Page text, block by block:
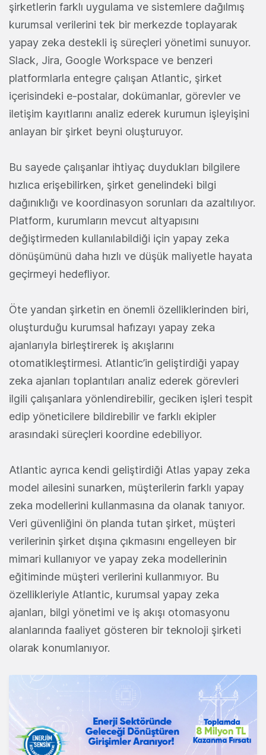
şirketlerin farklı uygulama ve sistemlere dağılmış
kurumsal verilerini tek bir merkezde toplayarak
yapay zeka destekli iş süreçleri yönetimi sunuyor.
Slack, Jira, Google Workspace ve benzeri
platformlarla entegre çalışan Atlantic, şirket
içerisindeki e-postalar, dokümanlar, görevler ve
iletişim kayıtlarını analiz ederek kurumun işleyişini
anlayan bir şirket beyni oluşturuyor.
Bu sayede çalışanlar ihtiyaç duydukları bilgilere
hızlıca erişebilirken, şirket genelindeki bilgi
dağınıklığı ve koordinasyon sorunları da azaltılıyor.
Platform, kurumların mevcut altyapısını
değiştirmeden kullanılabildiği için yapay zeka
dönüşümünü daha hızlı ve düşük maliyetle hayata
geçirmeyi hedefliyor.
Öte yandan şirketin en önemli özelliklerinden biri,
oluşturduğu kurumsal hafızayı yapay zeka
ajanlarıyla birleştirerek iş akışlarını
otomatikleştirmesi. Atlantic’in geliştirdiği yapay
zeka ajanları toplantıları analiz ederek görevleri
ilgili çalışanlara yönlendirebilir, geciken işleri tespit
edip yöneticilere bildirebilir ve farklı ekipler
arasındaki süreçleri koordine edebiliyor.
Atlantic ayrıca kendi geliştirdiği Atlas yapay zeka
model ailesini sunarken, müşterilerin farklı yapay
zeka modellerini kullanmasına da olanak tanıyor.
Veri güvenliğini ön planda tutan şirket, müşteri
verilerinin şirket dışına çıkmasını engelleyen bir
mimari kullanıyor ve yapay zeka modellerinin
eğitiminde müşteri verilerini kullanmıyor. Bu
özellikleriyle Atlantic, kurumsal yapay zeka
ajanları, bilgi yönetimi ve iş akışı otomasyonu
alanlarında faaliyet gösteren bir teknoloji şirketi
olarak konumlanıyor.